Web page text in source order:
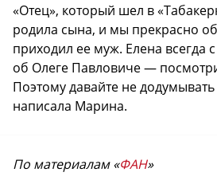
«Отец», который шел в
родила сына, и мы прекрасно
приходил ее муж. Елена всегда
об Олеге Павловиче —
Поэтому давайте не
написала Марина.
По материалам «ФАН»